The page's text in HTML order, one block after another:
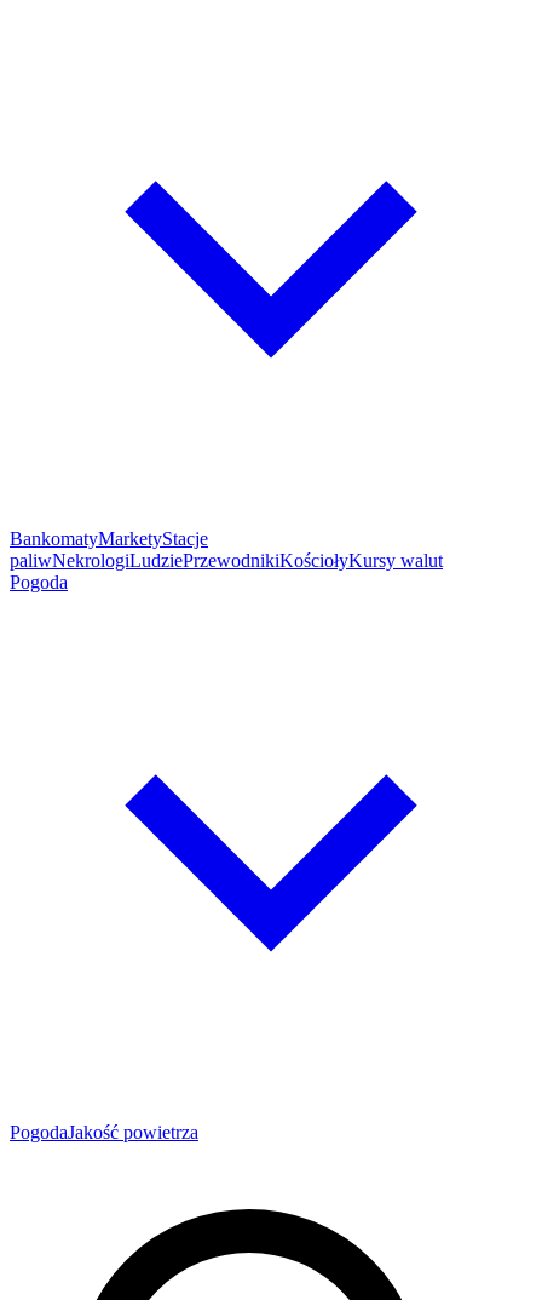
BankomatyMarketyStacje
paliwNekrologiLudziePrzewodnikiKościołyKursy walut
Pogoda
PogodaJakość powietrza